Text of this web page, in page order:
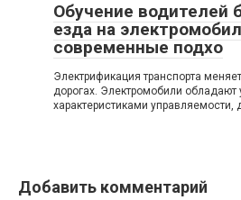
Обучение водителей
езда на
современные подхо
Электрификация транспорта
дорогах. Электромобили обладают
характеристиками управляемости,
Добавить комментарий